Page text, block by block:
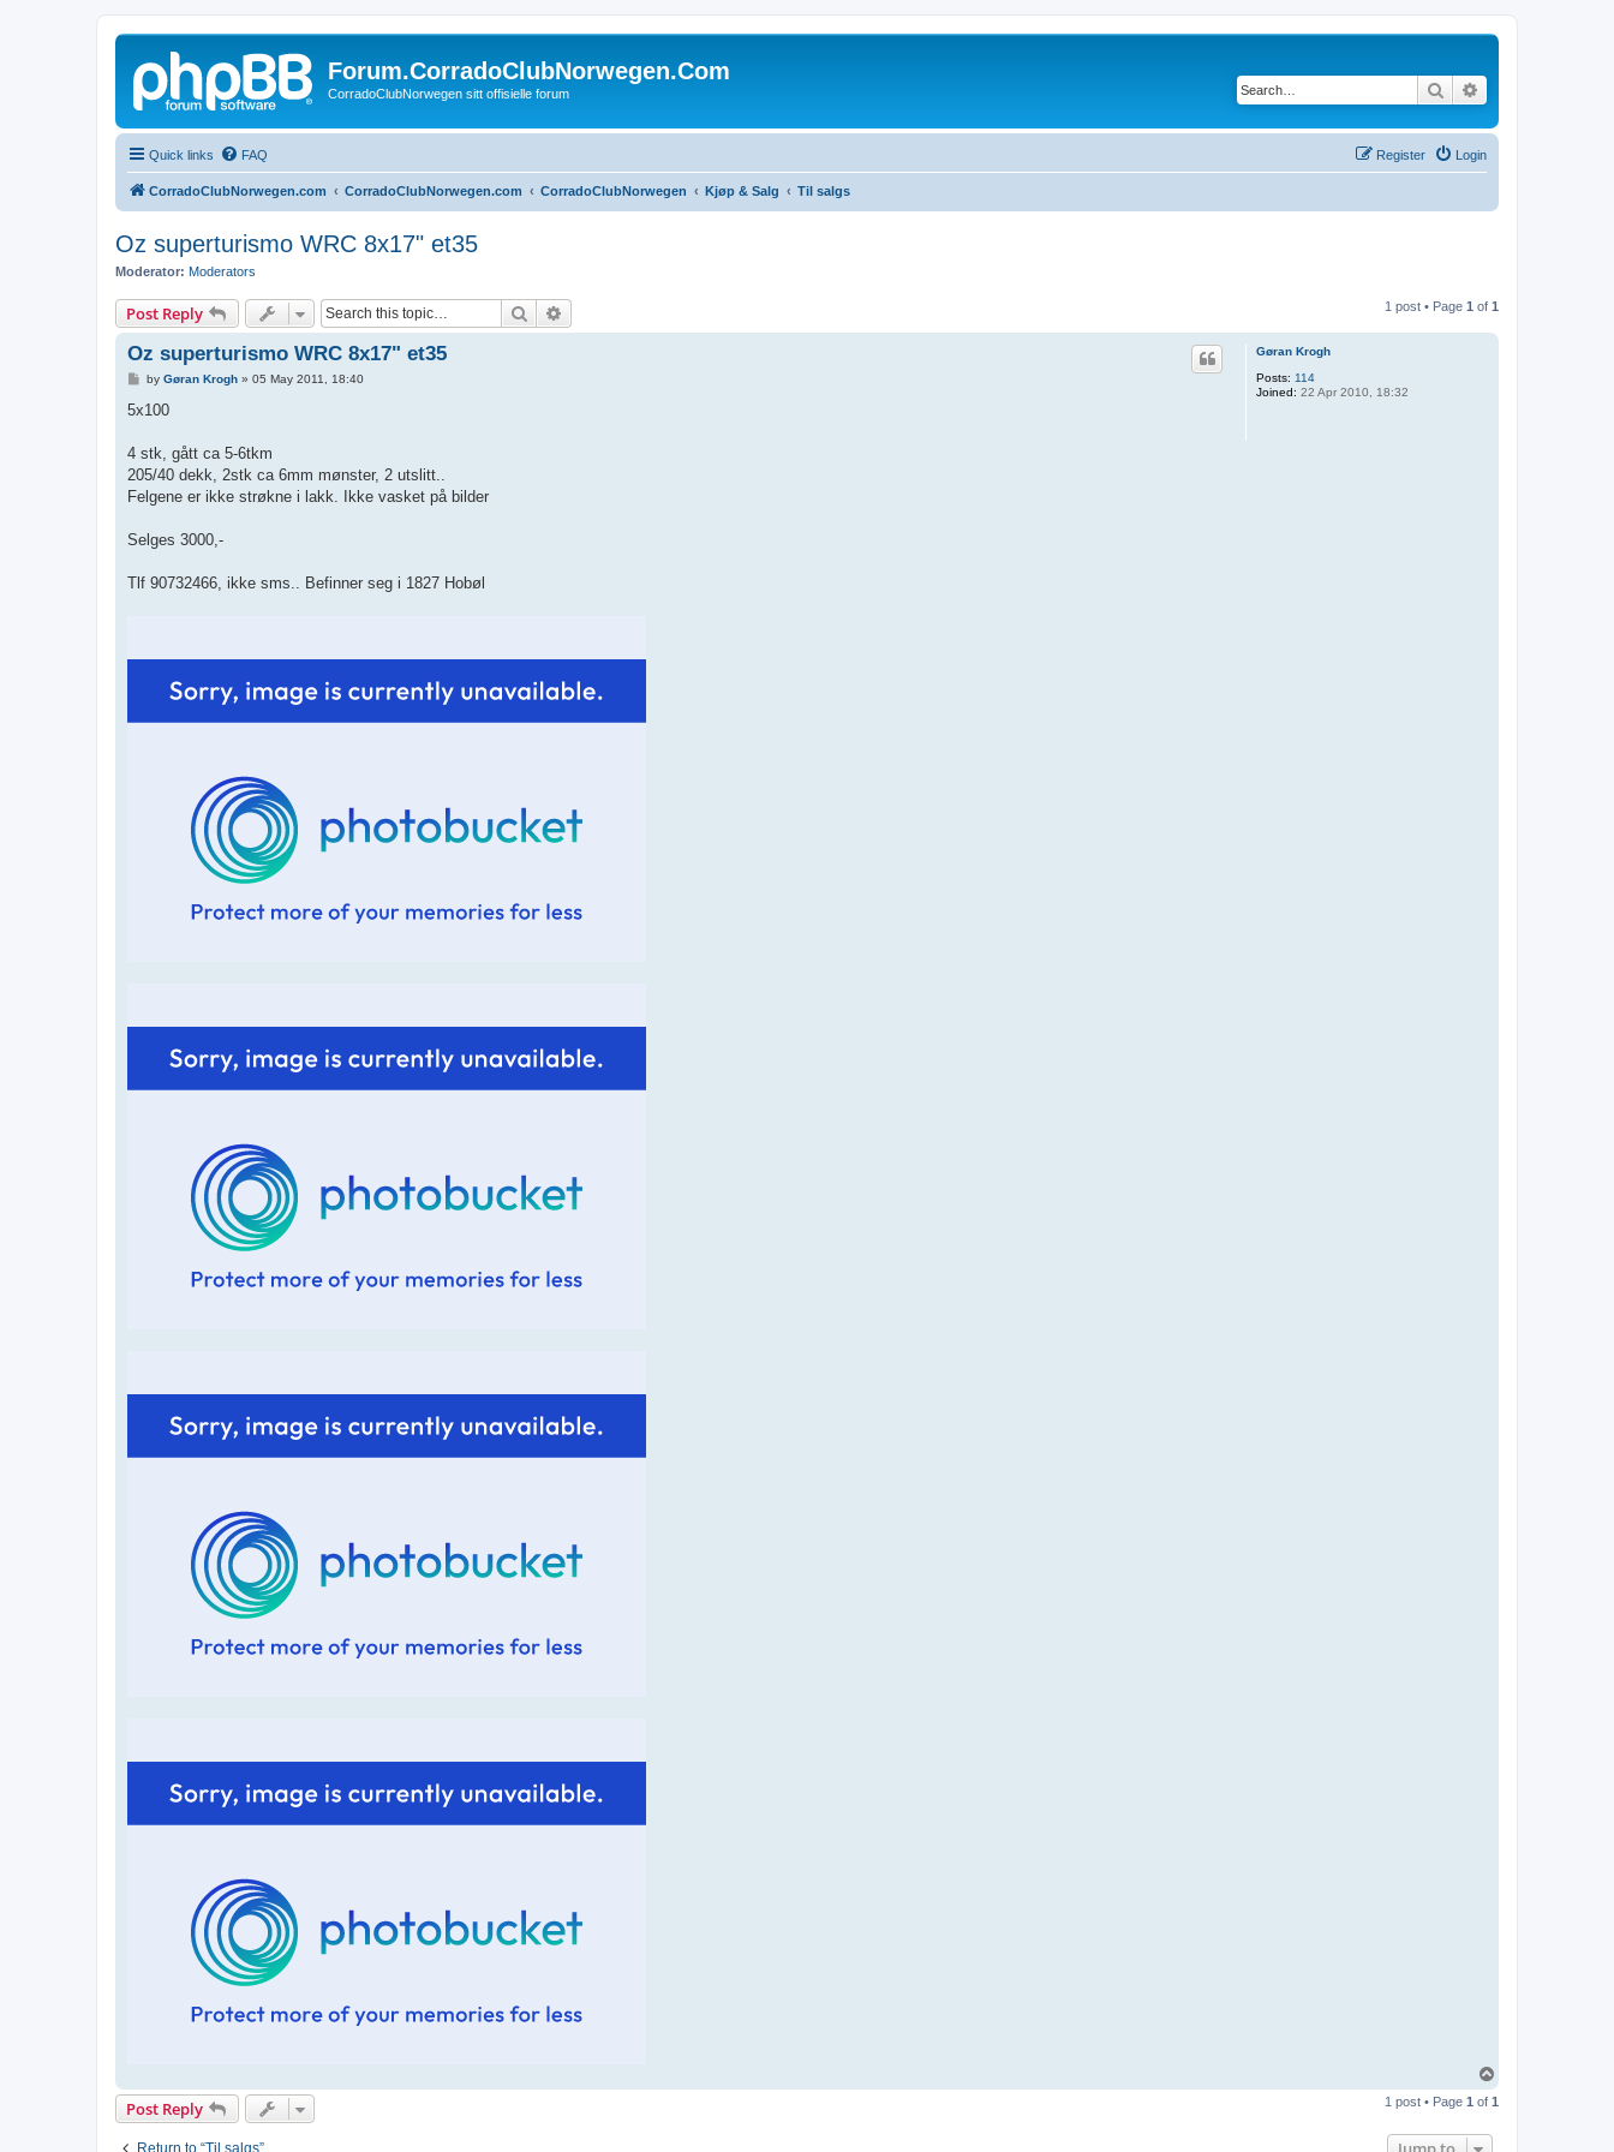
Forum.CorradoClubNorwegen.Com
CorradoClubNorwegen sitt offisielle forum Search
Quick links FAQ Login
Register
CorradoClubNorwegen.com CorradoClubNorwegen.com CorradoClubNorwegen Kjøp & Salg Til salgs
Oz superturismo WRC 8x17" et35
Moderator: Moderators
Post Reply Search 1 post • Page 1 of 1
Gøran Krogh
Posts: 114
Joined: 22 Apr 2010, 18:32
Oz superturismo WRC 8x17" et35
P
s
by Gøran Krogh» 05 May 2011, 18:40
5x100
4 stk, gått ca 5-6tkm
205/40 dekk, 2stk ca 6mm mønster, 2 utslitt..
Felgene er ikke strøkne i lakk. Ikke vasket på bilder
Selges 3000,-
Tlf 90732466, ikke sms.. Befinner seg i 1827 Hobøl
p
Post Reply 1 post • Page 1 of 1
Return to “Til salgs”